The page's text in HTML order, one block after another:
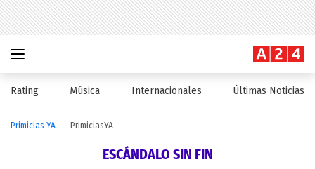
Rating Música Internacionales Últimas Noticias
Primicias YA PrimiciasYA
ESCÁNDALO SIN FIN